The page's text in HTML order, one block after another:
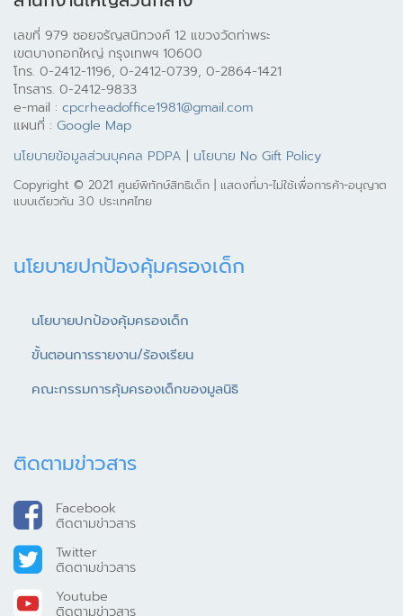
เลขที่ 979 ซอยจรัญสนิทวงศ์ 12 แขวงวัดท่าพระ
เขตบางกอกใหญ่ กรุงเทพฯ 10600
โทร. 0-2412-1196, 0-2412-0739, 0-2864-1421
โทรสาร. 0-2412-9833
e-mail : cpcrheadoffice1981@gmail.com
แผนที่ : Google Map
นโยบายข้อมูลส่วนบุคคล PDPA | นโยบาย No Gift Policy
Copyright © 2021 ศูนย์พิทักษ์สิทธิเด็ก | แสดงที่มา-ไม่ใช้เพื่อการค้า-อนุญาต
แบบเดียวกัน 3.0 ประเทศไทย
นโยบายปกป้องคุ้มครองเด็ก
นโยบายปกป้องคุ้มครองเด็ก
ขั้นตอนการรายงาน/ร้องเรียน
คณะกรรมการคุ้มครองเด็กของมูลนิธิ
ติดตามข่าวสาร
Facebook
ติดตามข่าวสาร
Twitter
ติดตามข่าวสาร
Youtube
ติดตามข่าวสาร